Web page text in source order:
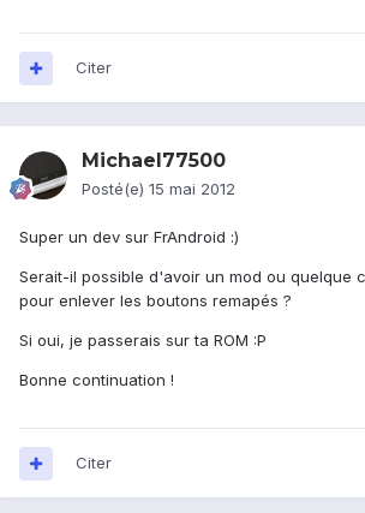
Citer
Michael77500
Posté(e) 15 mai 2012
Super un dev sur FrAndroid :)
Serait-il possible d'avoir un mod ou quelque
pour enlever les boutons remapés ?
Si oui, je passerais sur ta ROM :P
Bonne continuation !
Citer